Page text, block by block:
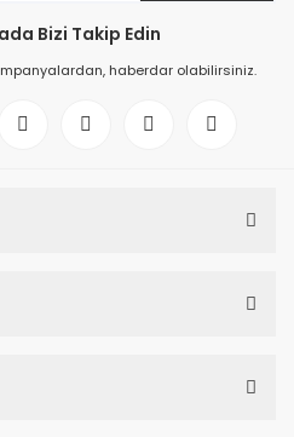
Bizi Takip Edin
haberdar olabilirsiniz.